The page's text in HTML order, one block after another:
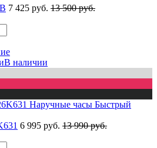
7 425 руб. 13 500 руб.
В наличии
Быстрый
6 995 руб. 13 990 руб.